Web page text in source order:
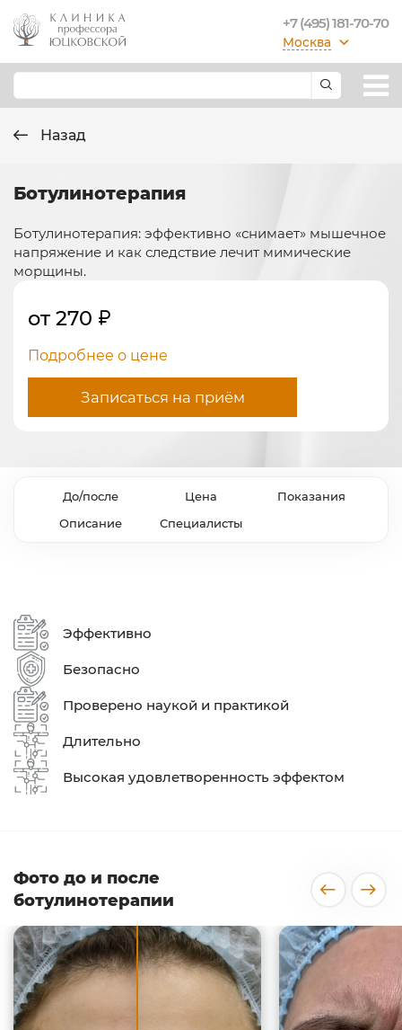
+7 (495) 181-70-70
Москва
Назад
Ботулинотерапия
Ботулинотерапия: эффективно «снимает» мышечное
напряжение и как следствие лечит мимические
морщины.
от 270
Подробнее о цене
Записаться на приём
До/после Цена
Показания
Описание
Специалисты
Эффективно
Безопасно
Проверено наукой и практикой
Длительно
Высокая удовлетворенность эффектом
Фото до и после
ботулинотерапии